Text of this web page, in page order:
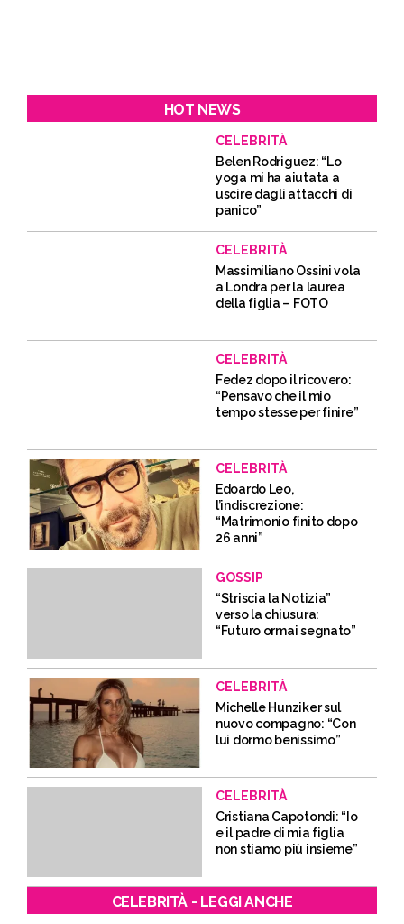
HOT NEWS
CELEBRITÀ
Belen Rodriguez: “Lo
yoga mi ha aiutata a
uscire dagli attacchi di
panico”
CELEBRITÀ
Massimiliano Ossini vola
a Londra per la laurea
della figlia – FOTO
CELEBRITÀ
Fedez dopo il ricovero:
“Pensavo che il mio
tempo stesse per finire”
CELEBRITÀ
Edoardo Leo,
l’indiscrezione:
“Matrimonio finito dopo
26 anni”
GOSSIP
“Striscia la Notizia”
verso la chiusura:
“Futuro ormai segnato”
CELEBRITÀ
Michelle Hunziker sul
nuovo compagno: “Con
lui dormo benissimo”
CELEBRITÀ
Cristiana Capotondi: “Io
e il padre di mia figlia
non stiamo più insieme”
CELEBRITÀ - LEGGI ANCHE